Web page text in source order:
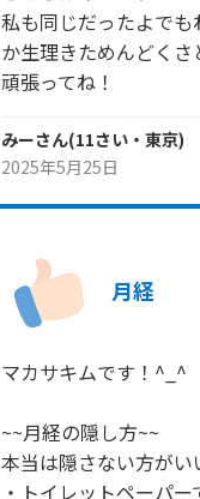
私も同じだったよで
か生理きためんどく
頑張ってね！
みーさん(11さい・ 東京)
2025年5月25日
月経
マカサキムです！^_^
~~月経の隠し方~~
本当は隠さない方が
・トイレットペーパー